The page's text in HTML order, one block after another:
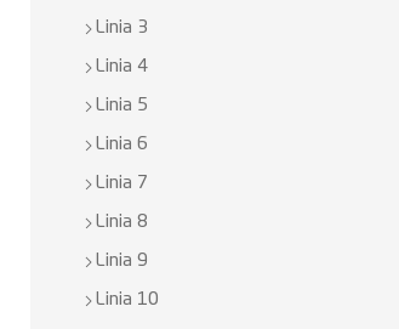
Linia 3
Linia 4
Linia 5
Linia 6
Linia 7
Linia 8
Linia 9
Linia 10